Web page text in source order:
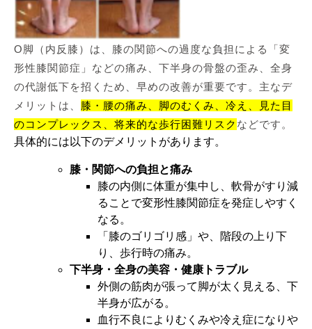
O脚（内反膝）は、膝の関節への過度な負担による「変
形性膝関節症」などの痛み、下半身の骨盤の歪み、全身
の代謝低下を招くため、早めの改善が重要です。主なデ
メリットは、 膝・腰の痛み、脚のむくみ、冷え、見た目
のコンプレックス、将来的な歩行困難リスク などです。
具体的には以下のデメリットがあります。
膝・関節への負担と痛み
膝の内側に体重が集中し、軟骨がすり減
ることで変形性膝関節症を発症しやすく
なる。
「膝のゴリゴリ感」や、階段の上り下
り、歩行時の痛み。
下半身・全身の美容・健康トラブル
外側の筋肉が張って脚が太く見える、下
半身が広がる。
血行不良によりむくみや冷え症になりや